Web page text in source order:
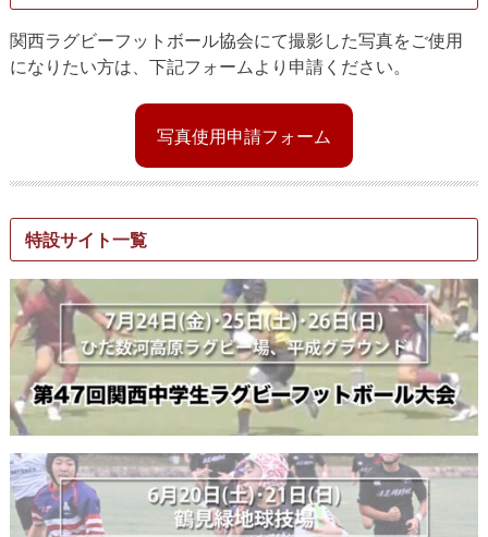
関西ラグビーフットボール協会にて撮影した写真をご使用
になりたい方は、下記フォームより申請ください。
写真使用申請フォーム
特設サイト一覧